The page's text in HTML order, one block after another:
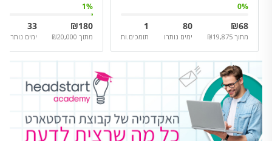
וטיפי-צב
0%
₪68
מתוך ₪19,875
80
ימים נותרו
1
תומכים.ות
1%
₪180
מתוך ₪20,000
33
ימים נותרו